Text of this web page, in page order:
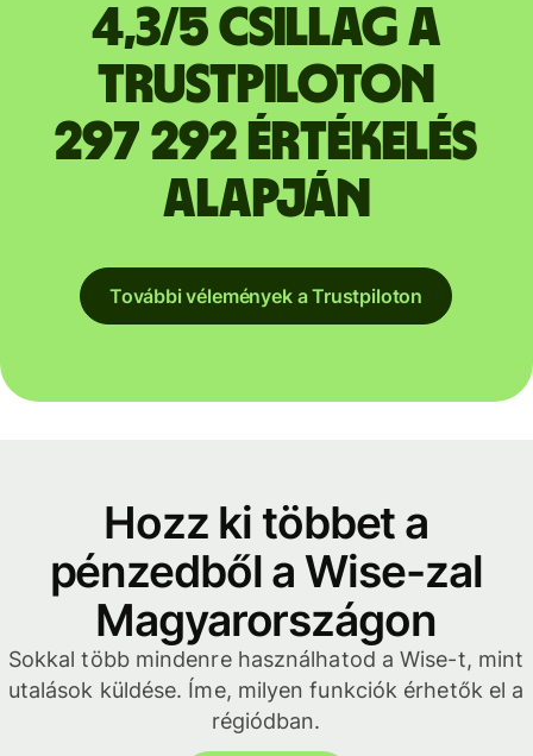
4,3/5 csillag a
Trustpiloton
297 292 értékelés
alapján
További vélemények a Trustpiloton
Hozz ki többet a
pénzedből a Wise-zal
Magyarországon
Sokkal több mindenre használhatod a Wise-t, mint
utalások küldése. Íme, milyen funkciók érhetők el a
régiódban.